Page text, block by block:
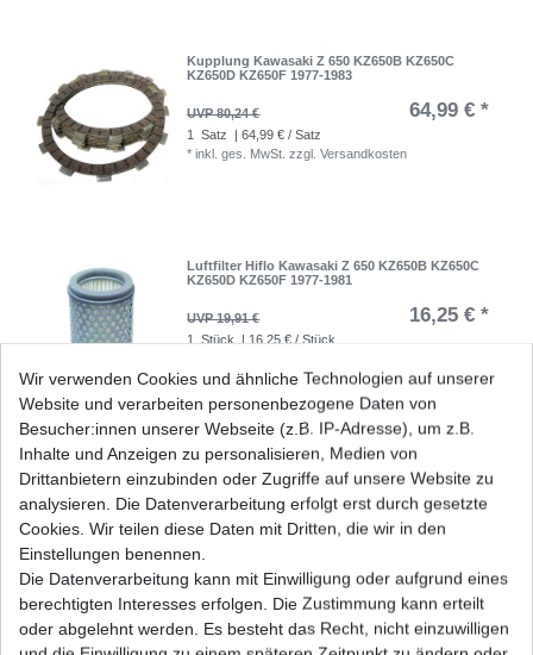
Kupplung Kawasaki Z 650 KZ650B KZ650C
KZ650D KZ650F 1977-1983
UVP 80,24 € 64,99 € *
1 Satz
| 64,99 € / Satz
*inkl. ges. MwSt. zzgl.Versandkosten
Luftfilter Hiflo Kawasaki Z 650 KZ650B KZ650C
KZ650D KZ650F 1977-1981
UVP 19,91 € 16,25 € *
1 Stück
| 16,25 € / Stück
Luftfilter Zubehör Kawasaki Z 650 B C F SR
KZ650 1977 - 1981
9,50 € *
*inkl. ges. MwSt.
Wir verwenden Cookies und ähnliche Technologien auf unserer
Website und verarbeiten personenbezogene Daten von
Besucher:innen unserer Webseite (z.B. IP-Adresse), um z.B.
Inhalte und Anzeigen zu personalisieren, Medien von
Drittanbietern einzubinden oder Zugriffe auf unsere Website zu
analysieren. Die Datenverarbeitung erfolgt erst durch gesetzte
Cookies. Wir teilen diese Daten mit Dritten, die wir in den
Einstellungen benennen.
Die Datenverarbeitung kann mit Einwilligung oder aufgrund eines
berechtigten Interesses erfolgen. Die Zustimmung kann erteilt
oder abgelehnt werden. Es besteht das Recht, nicht einzuwilligen